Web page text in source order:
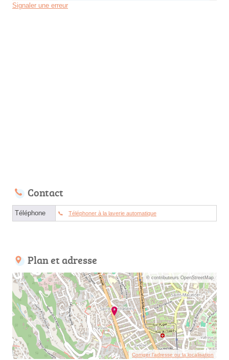
Signaler une erreur
Contact
Téléphone Téléphoner à la laverie automatique
Plan et adresse
© contributeurs OpenStreetMap
Corriger l’adresse ou la localisation